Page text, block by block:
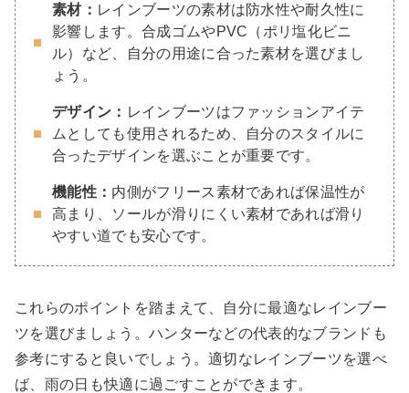
素材： レインブーツの素材は防水性や耐久性に
影響します。合成ゴムやPVC（ポリ塩化ビニ
ル）など、自分の用途に合った素材を選びまし
ょう。
デザイン： レインブーツはファッションアイテ
ムとしても使用されるため、自分のスタイルに
合ったデザインを選ぶことが重要です。
機能性： 内側がフリース素材であれば保温性が
高まり、ソールが滑りにくい素材であれば滑り
やすい道でも安心です。
これらのポイントを踏まえて、自分に最適なレインブー
ツを選びましょう。ハンターなどの代表的なブランドも
参考にすると良いでしょう。適切なレインブーツを選べ
ば、雨の日も快適に過ごすことができます。